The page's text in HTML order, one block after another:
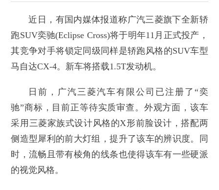
近日，有国内媒体报道称广汽三菱旗下全新轿
跑SUV奕驰(Eclipse Cross)将于明年11月正式投产，
其竞争对手将锁定同级同样是轿跑风格的SUV车型
马自达CX-4。新车将搭载1.5T发动机。
日前，广汽三菱汽车有限公司已注册了“奕
驰”商标，目前正等待实质审查。外观方面，该车
采用三菱家族式设计风格的X形前脸设计，搭配两
侧造型犀利的前大灯组，提升了该车的辨识度。同
时，流畅且带有棱角的线条也使得该车有一些硬派
的视觉风格。